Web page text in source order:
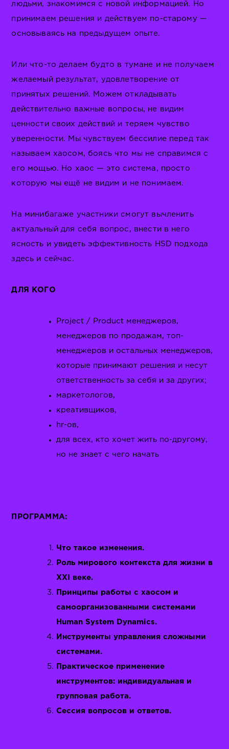
людьми, знакомимся с новой информацией. Но
принимаем решения и действуем по-старому —
основываясь на предыдущем опыте.
Или что-то делаем будто в тумане и не получаем
желаемый результат, удовлетворение от
принятых решений. Можем откладывать
действительно важные вопросы, не видим
ценности своих действий и теряем чувство
уверенности. Мы чувствуем бессилие перед так
называем хаосом, боясь что мы не справимся с
его мощью. Но хаос — это система, просто
которую мы ещё не видим и не понимаем.
На минибагаже участники смогут вычленить
актуальный для себя вопрос, внести в него
ясность и увидеть эффективность HSD подхода
здесь и сейчас.
ДЛЯ КОГО
Project / Product менеджеров,
менеджеров по продажам, топ-
менеджеров и остальных менеджеров,
которые принимают решения и несут
ответственность за себя и за других;
маркетологов,
креативщиков,
hr-ов,
для всех, кто хочет жить по-другому,
но не знает с чего начать
ПРОГРАММА:
Что такое изменения.
Роль мирового контекста для жизни в
XXI веке.
Принципы работы с хаосом и
самоорганизованными системами
Human System Dynamics.
Инструменты управления сложными
системами.
Практическое применение
инструментов: индивидуальная и
групповая работа.
Сессия вопросов и ответов.